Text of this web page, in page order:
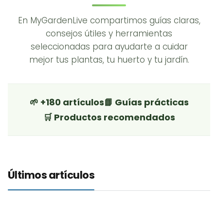
En MyGardenLive compartimos guías claras,
consejos útiles y herramientas
seleccionadas para ayudarte a cuidar
mejor tus plantas, tu huerto y tu jardín.
🌱 +180 artículos📘 Guías prácticas
🛒 Productos recomendados
Últimos artículos